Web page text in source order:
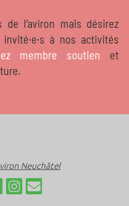
l’aviron mais désirez
à nos activités
membre soutien et
Neuchâtel